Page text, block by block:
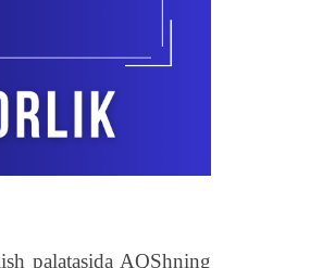
palatasida AQShning